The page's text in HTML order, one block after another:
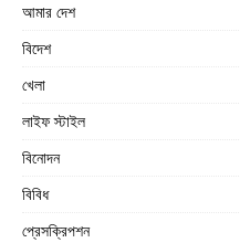
আমার দেশ
বিদেশ
খেলা
লাইফ স্টাইল
বিনোদন
বিবিধ
প্রেসক্রিপশন